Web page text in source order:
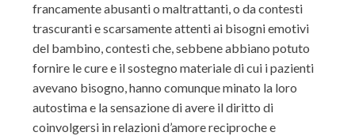
francamente abusanti o maltrattanti, o da contesti
trascuranti e scarsamente attenti ai bisogni emotivi
del bambino, contesti che, sebbene abbiano potuto
fornire le cure e il sostegno materiale di cui i pazienti
avevano bisogno, hanno comunque minato la loro
autostima e la sensazione di avere il diritto di
coinvolgersi in relazioni d’amore reciproche e